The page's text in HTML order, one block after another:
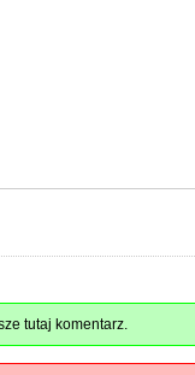
tutaj komentarz.